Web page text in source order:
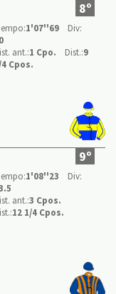
8º
1'07''69
Div:
ant.:1 Cpo. Dist.:9
Cpos.
9º
1'08''23
Div:
ant.:3 Cpos.
12 1/4 Cpos.